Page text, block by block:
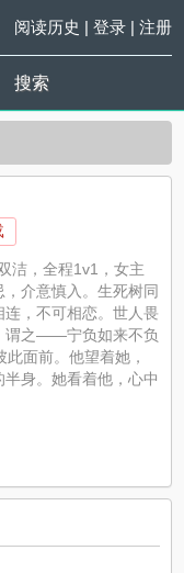
阅读历史 | 登录| 注册
搜索
洁，全程1v1，女主
介意慎入。生死树同
，不可相恋。世人畏
谓之——宁负如来不负
面前。他望着她，
身。她看着他，心中
根上的两颗树——根
小说实时更新生死
表的生死树评论，并
观点。